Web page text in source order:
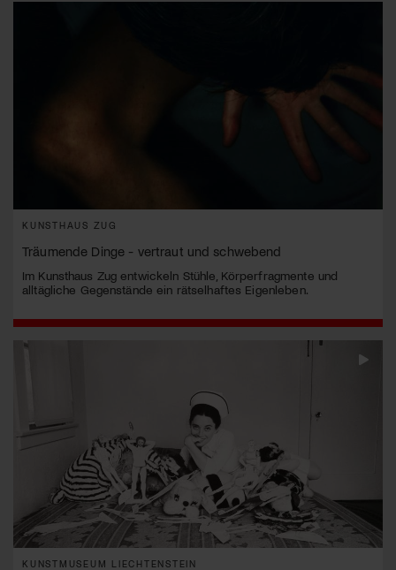
KUNSTHAUS ZUG
Träumende Dinge - vertraut und schwebend
Im Kunsthaus Zug entwickeln Stühle, Körperfragmente und
alltägliche Gegenstände ein rätselhaftes Eigenleben.
KUNSTMUSEUM LIECHTENSTEIN